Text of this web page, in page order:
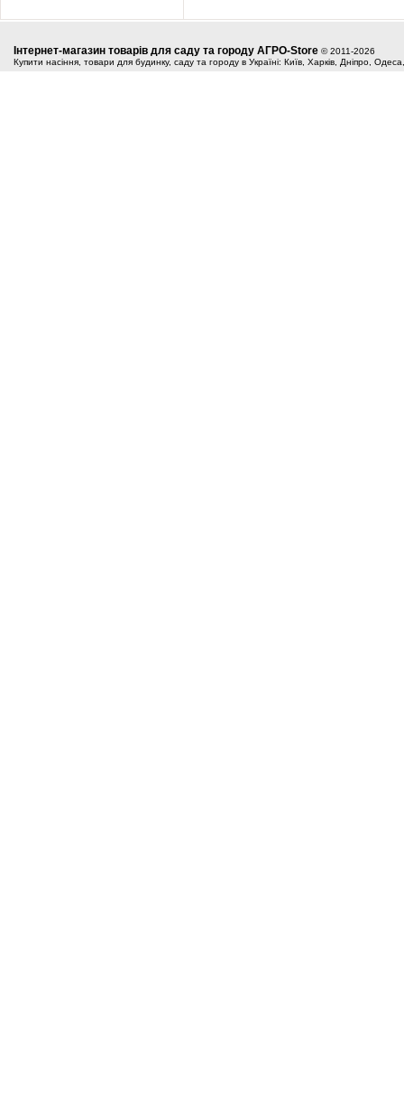
Інтернет-магазин товарів для саду та городу АГРО-Store © 2011-2026
Купити насіння, товари для будинку, саду та городу в Україні: Київ, Харків, Дніпро,